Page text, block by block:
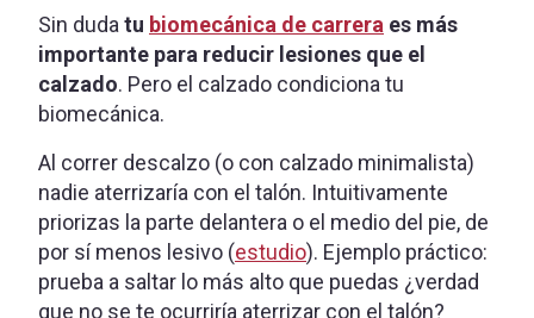
Sin duda tu biomecánica de carrera es más
importante para reducir lesiones que el
calzado. Pero el calzado condiciona tu
biomecánica.
Al correr descalzo (o con calzado minimalista)
nadie aterrizaría con el talón. Intuitivamente
priorizas la parte delantera o el medio del pie, de
por sí menos lesivo (estudio). Ejemplo práctico:
prueba a saltar lo más alto que puedas ¿verdad
que no se te ocurriría aterrizar con el talón?